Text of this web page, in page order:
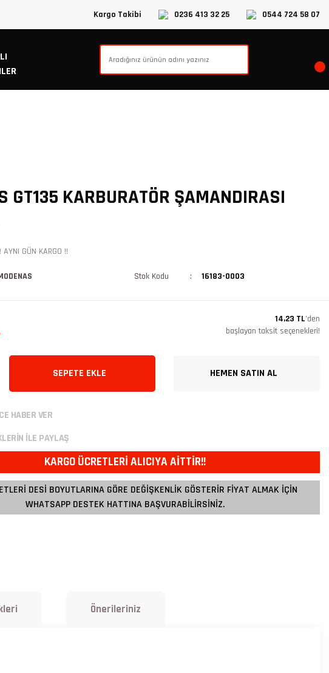
Kargo Takibi 0236 413 32 25 0544 724 58 07
GT135 KARBURATÖR ŞAMANDIRASI
GÜN KARGO !!
Stok Kodu 16183-0003
14,23 TL’den
başlayan taksit seçenekleri!
SEPETE EKLE HEMEN SATIN AL
HABER VER
İLE PAYLAŞ
KARGO ÜCRETLERİ ALICIYA AİTTİR!!
DESİ BOYUTLARINA GÖRE DEĞİŞKENLİK GÖSTERİR FİYAT ALMAK İÇİN
WHATSAPP DESTEK HATTINA BAŞVURABİLİRSİNİZ.
Önerileriniz